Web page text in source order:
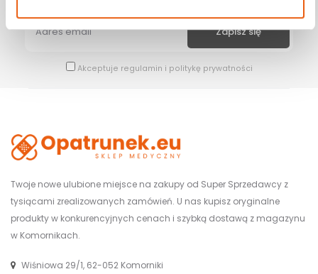
Akceptuje regulamin i politykę prywatności
Twoje nowe ulubione miejsce na zakupy od Super Sprzedawcy z
tysiącami zrealizowanych zamówień. U nas kupisz oryginalne
produkty w konkurencyjnych cenach i szybką dostawą z magazynu
w Komornikach.
Wiśniowa 29/1, 62-052 Komorniki